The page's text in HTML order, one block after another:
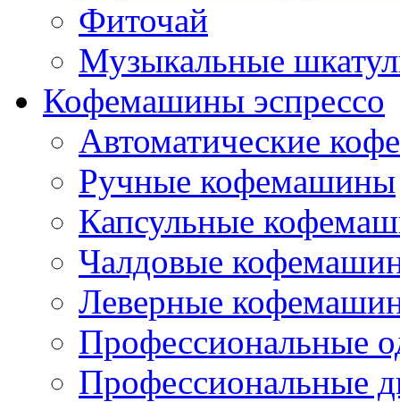
Фиточай
Музыкальные
Кофемашины эспрессо
Автоматические
Ручные кофемашины
Капсульные
Чалдовые
Леверные
Профессиональные
Профессиональные